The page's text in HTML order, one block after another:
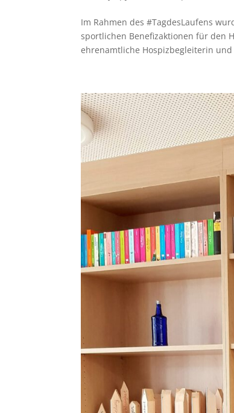
Im Rahmen des #TagdesLaufens
sportlichen Benefizaktionen für den
ehrenamtliche Hospizbegleiterin und